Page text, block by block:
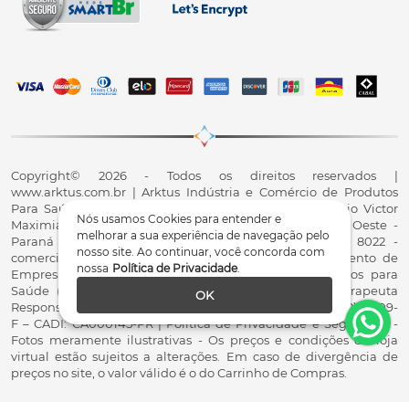
Nós usamos Cookies para entender e
melhorar a sua experiência de navegação pelo
nosso site. Ao continuar, você concorda com
nossa Política de Privacidade.
OK
Copyright© 2026 - Todos os direitos reservados |
www.arktus.com.br | Arktus Indústria e Comércio de Produtos
Para Saúde Ltda | CNPJ: 01.417.367/0001-78 | R. Antônio Victor
Maximiano, 107, Parque Industrial II, Santa Tereza do Oeste -
Paraná - CEP 85825-900 - Fale conosco: 0800 200 8022 -
comercial@arktus.com.br | Autorização de Funcionamento de
Empresa - AFE/ANVISA - Para Fabricação de Produtos para
Saúde (Correlatos): 8.02.844-5 (UX418X102741) - Fisioterapeuta
Responsável Técnico Dr. Alex Fernando Zani - Crefito8(PR): 8409-
F – CADI: CA000145-PR | Política de Privacidade e Segurança -
Fotos meramente ilustrativas - Os preços e condições da loja
virtual estão sujeitos a alterações. Em caso de divergência de
preços no site, o valor válido é o do Carrinho de Compras.